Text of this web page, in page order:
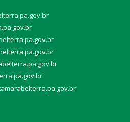
r